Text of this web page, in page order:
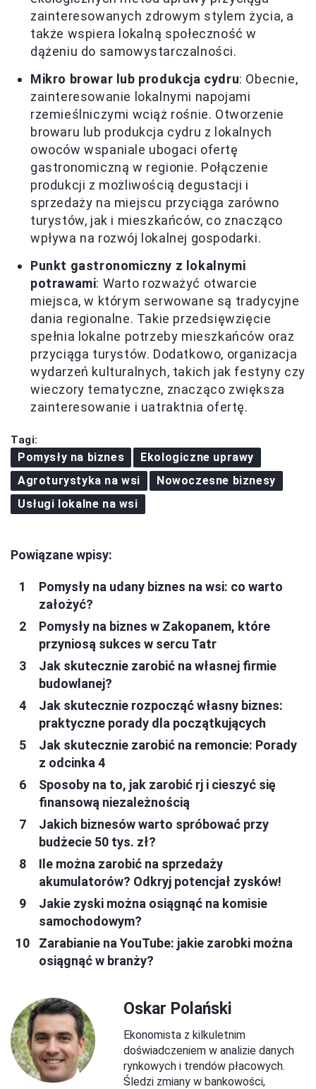
zainteresowanych zdrowym stylem życia, a
także wspiera lokalną społeczność w
dążeniu do samowystarczalności.
Mikro browar lub produkcja cydru: Obecnie,
zainteresowanie lokalnymi napojami
rzemieślniczymi wciąż rośnie. Otworzenie
browaru lub produkcja cydru z lokalnych
owoców wspaniale ubogaci ofertę
gastronomiczną w regionie. Połączenie
produkcji z możliwością degustacji i
sprzedaży na miejscu przyciąga zarówno
turystów, jak i mieszkańców, co znacząco
wpływa na rozwój lokalnej gospodarki.
Punkt gastronomiczny z lokalnymi
potrawami: Warto rozważyć otwarcie
miejsca, w którym serwowane są tradycyjne
dania regionalne. Takie przedsięwzięcie
spełnia lokalne potrzeby mieszkańców oraz
przyciąga turystów. Dodatkowo, organizacja
wydarzeń kulturalnych, takich jak festyny czy
wieczory tematyczne, znacząco zwiększa
zainteresowanie i uatraktnia ofertę.
Tagi:
Pomysły na biznes
Ekologiczne uprawy
Agroturystyka na wsi
Nowoczesne biznesy
Usługi lokalne na wsi
Powiązane wpisy:
Pomysły na udany biznes na wsi: co warto
założyć?
Pomysły na biznes w Zakopanem, które
przyniosą sukces w sercu Tatr
Jak skutecznie zarobić na własnej firmie
budowlanej?
Jak skutecznie rozpocząć własny biznes:
praktyczne porady dla początkujących
Jak skutecznie zarobić na remoncie: Porady
z odcinka 4
Sposoby na to, jak zarobić rj i cieszyć się
finansową niezależnością
Jakich biznesów warto spróbować przy
budżecie 50 tys. zł?
Ile można zarobić na sprzedaży
akumulatorów? Odkryj potencjał zysków!
Jakie zyski można osiągnąć na komisie
samochodowym?
Zarabianie na YouTube: jakie zarobki można
osiągnąć w branży?
Oskar Polański
Ekonomista z kilkuletnim
doświadczeniem w analizie danych
rynkowych i trendów płacowych.
Śledzi zmiany w bankowości,